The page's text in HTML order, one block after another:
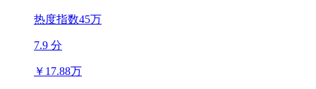
热度指数45万
7.9 分
￥ 17.88万